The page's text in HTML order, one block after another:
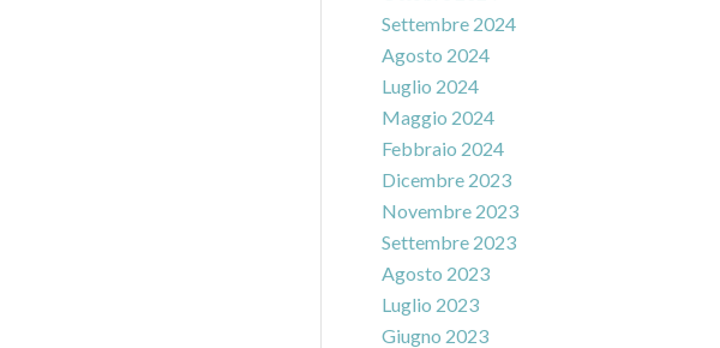
Settembre 2024
Agosto 2024
Luglio 2024
Maggio 2024
Febbraio 2024
Dicembre 2023
Novembre 2023
Settembre 2023
Agosto 2023
Luglio 2023
Giugno 2023